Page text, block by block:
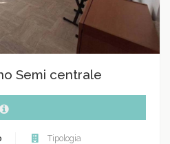
Semi centrale
Tipologia